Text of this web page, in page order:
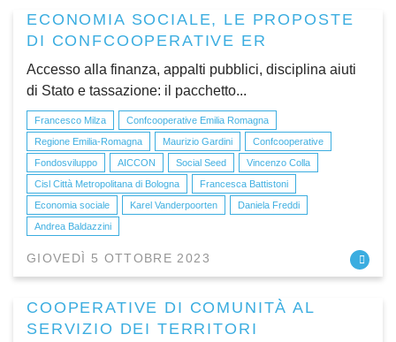
ECONOMIA SOCIALE, LE PROPOSTE
DI CONFCOOPERATIVE ER
Accesso alla finanza, appalti pubblici, disciplina aiuti
di Stato e tassazione: il pacchetto...
Francesco Milza
Confcooperative Emilia Romagna
Regione Emilia-Romagna
Maurizio Gardini
Confcooperative
Fondosviluppo
AICCON Social Seed
Vincenzo Colla
Cisl Città Metropolitana di Bologna
Francesca Battistoni
Economia sociale
Karel Vanderpoorten
Daniela Freddi
Andrea Baldazzini
GIOVEDÌ 5 OTTOBRE 2023
COOPERATIVE DI COMUNITÀ AL
SERVIZIO DEI TERRITORI